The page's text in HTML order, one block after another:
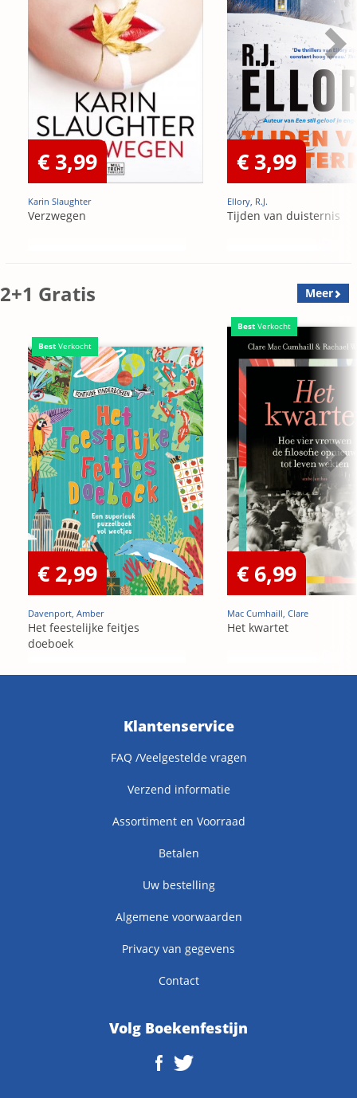
€ 3,99
Karin Slaughter
Verzwegen
€ 3,99
Ellory, R.J.
Tijden van duisternis
2+1 Gratis Meer
Best Verkocht
€ 2,99
Davenport, Amber
Het feestelijke feitjes
doeboek
Best Verkocht
€ 6,99
Mac Cumhaill, Clare
Het kwartet
Klantenservice
FAQ /Veelgestelde vragen
Verzend informatie
Assortiment en Voorraad
Betalen
Uw bestelling
Algemene voorwaarden
Privacy van gegevens
Contact
Volg Boekenfestijn